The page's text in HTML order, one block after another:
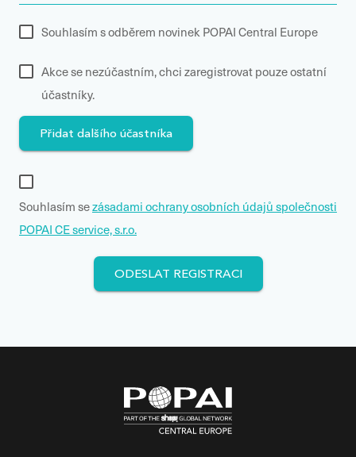
Souhlasím s odběrem novinek POPAI Central Europe
Akce se nezúčastním, chci zaregistrovat pouze ostatní
účastníky.
Přidat dalšího účastníka
Souhlasím sezásadami ochrany osobních údajů společnosti
POPAI CE service, s.r.o.
ODESLAT REGISTRACI